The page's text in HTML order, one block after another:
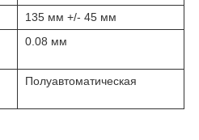
135 мм +/- 45 мм
0.08 мм
Полуавтоматическая